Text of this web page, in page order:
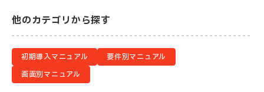
他のカテゴリから探す
初期導入マニュアル
要件別マニュアル
画面別マニュアル